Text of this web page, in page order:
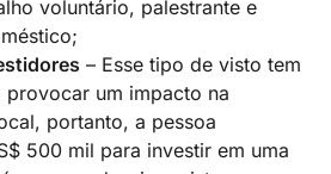
voluntário, palestrante e
– Esse tipo de visto tem
provocar um impacto na
portanto, a pessoa
500 mil para investir em uma